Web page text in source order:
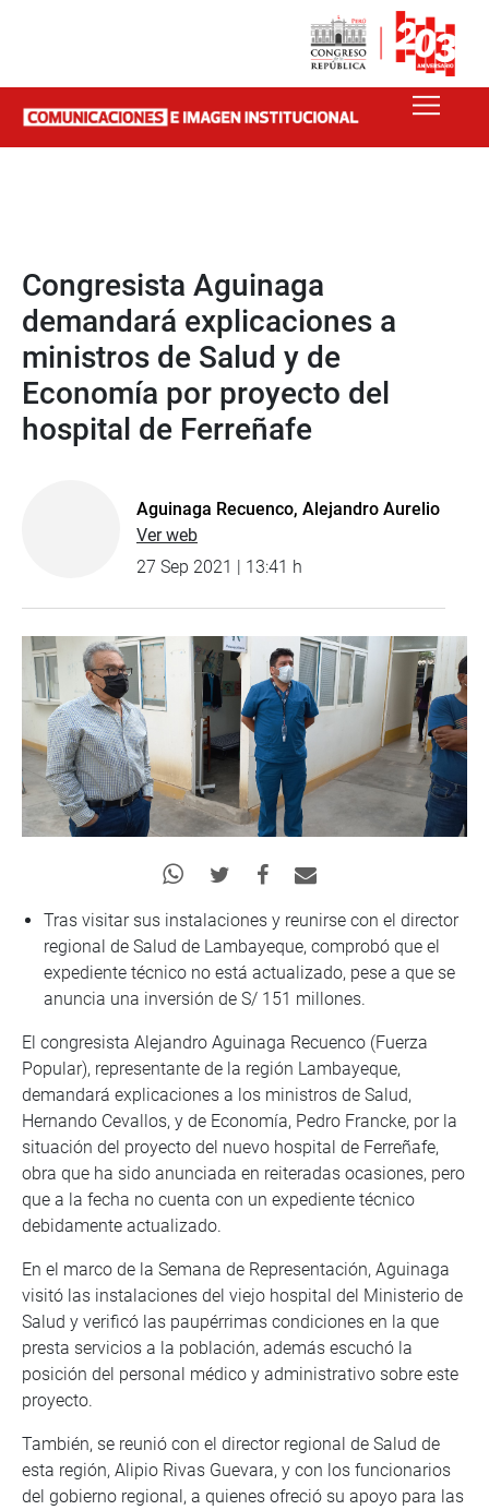
Congresista Aguinaga
demandará explicaciones a
ministros de Salud y de
Economía por proyecto del
hospital de Ferreñafe
Aguinaga Recuenco, Alejandro Aurelio
Ver web
27 Sep 2021 | 13:41 h
Tras visitar sus instalaciones y reunirse con el director
regional de Salud de Lambayeque, comprobó que el
expediente técnico no está actualizado, pese a que se
anuncia una inversión de S/ 151 millones.
El congresista Alejandro Aguinaga Recuenco (Fuerza
Popular), representante de la región Lambayeque,
demandará explicaciones a los ministros de Salud,
Hernando Cevallos, y de Economía, Pedro Francke, por la
situación del proyecto del nuevo hospital de Ferreñafe,
obra que ha sido anunciada en reiteradas ocasiones, pero
que a la fecha no cuenta con un expediente técnico
debidamente actualizado.
En el marco de la Semana de Representación, Aguinaga
visitó las instalaciones del viejo hospital del Ministerio de
Salud y verificó las paupérrimas condiciones en la que
presta servicios a la población, además escuchó la
posición del personal médico y administrativo sobre este
proyecto.
También, se reunió con el director regional de Salud de
esta región, Alipio Rivas Guevara, y con los funcionarios
del gobierno regional, a quienes ofreció su apoyo para las